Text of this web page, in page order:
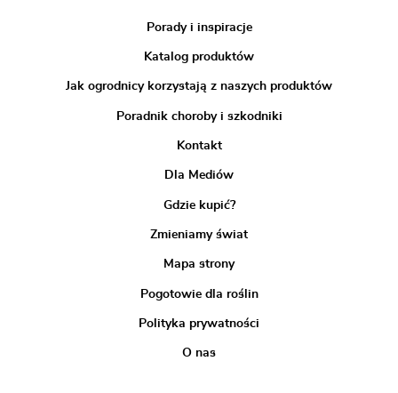
Porady i inspiracje
Katalog produktów
Jak ogrodnicy korzystają z naszych produktów
Poradnik choroby i szkodniki
Kontakt
Dla Mediów
Gdzie kupić?
Zmieniamy świat
Mapa strony
Pogotowie dla roślin
Polityka prywatności
O nas